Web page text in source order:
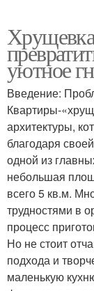
уютное
Введение:
Квартиры-
архитектуры,
благодаря
одной из
небольшая
всего 5 кв.м.
трудностями в
процесс
Но не стоит
подхода и
маленькую